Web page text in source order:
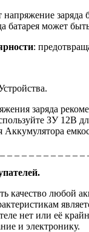
напряжение
батарея может
:
заряда
ЗУ 12В
Аккумулятора
качество любой
нет или её
и электронику.